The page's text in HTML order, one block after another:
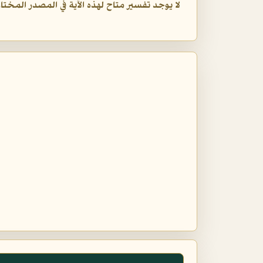
لا يوجد تفسير متاح لهذه الآية في المصدر